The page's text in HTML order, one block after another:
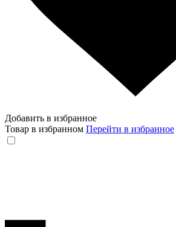
Добавить в избранное
Товар в избранном Перейти в избранное